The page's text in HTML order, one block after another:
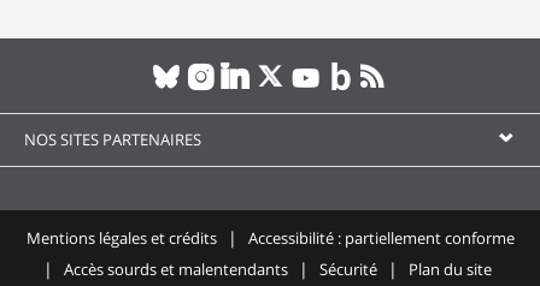
NOS SITES PARTENAIRES
Mentions légales et crédits
Accessibilité : partiellement conforme
Accès sourds et malentendants
Sécurité Plan du site